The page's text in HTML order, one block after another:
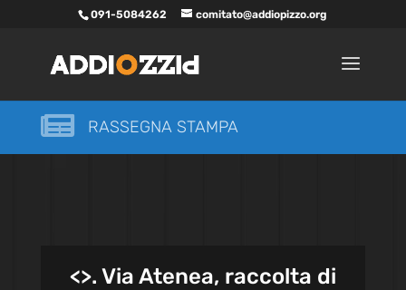
091-5084262 comitato@addiopizzo.org
 RASSEGNA STAMPA
<>. Via Atenea, raccolta di